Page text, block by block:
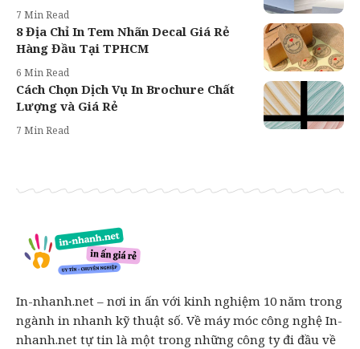
7 Min Read
8 Địa Chỉ In Tem Nhãn Decal Giá Rẻ
Hàng Đầu Tại TPHCM
6 Min Read
Cách Chọn Dịch Vụ In Brochure Chất
Lượng và Giá Rẻ
7 Min Read
In-nhanh.net – nơi in ấn với kinh nghiệm 10 năm trong
ngành in nhanh kỹ thuật số. Về máy móc công nghệ In-
nhanh.net tự tin là một trong những công ty đi đầu về